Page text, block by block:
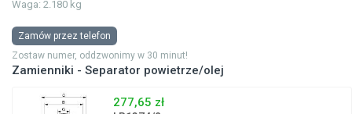
Waga: 2.180 kg
Zamów przez telefon
Zostaw numer, oddzwonimy w 30 minut!
Zamienniki - Separator powietrze/olej
277,65 zł